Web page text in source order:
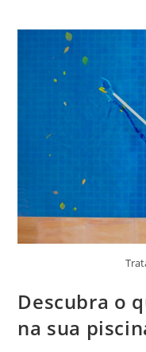
Descubra o
na sua